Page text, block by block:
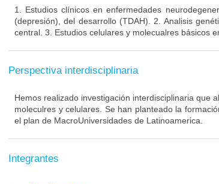
1. Estudios clínicos en enfermedades
(depresión), del desarrollo (TDAH). 2. Analisis
central. 3. Estudios celulares y molecualres básicos
Perspectiva interdisciplinaria
Hemos realizado investigación interdisciplinaria que
moleculres y celulares. Se han planteado la
el plan de MacroUniversidades de Latinoamerica.
Integrantes